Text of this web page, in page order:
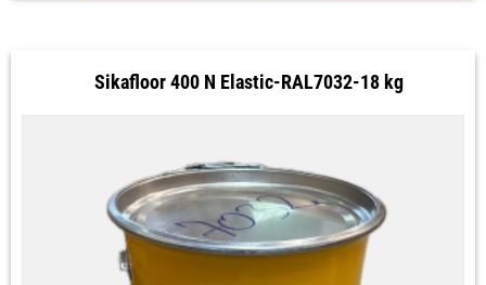
Sikafloor 400 N Elastic-RAL7032-18 kg